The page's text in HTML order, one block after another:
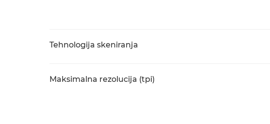
Tehnologija skeniranja
Maksimalna rezolucija (tpi)